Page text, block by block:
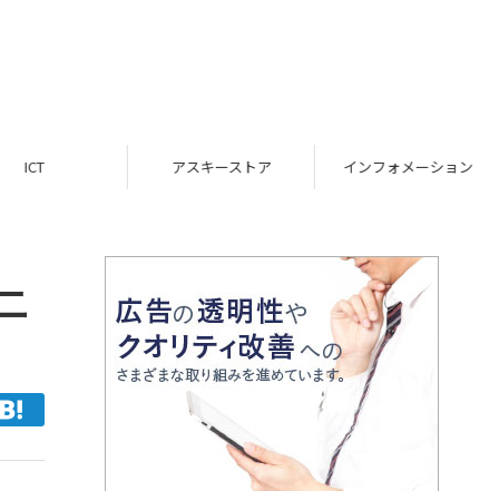
ICT アスキーストア インフォメーション